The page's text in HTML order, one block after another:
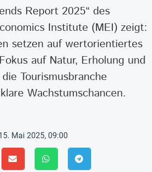
Report 2025“ des
Institute (MEI) zeigt:
setzen auf wertorientiertes
auf Natur, Erholung und
Tourismusbranche
Wachstumschancen.
Mai 2025, 09:00